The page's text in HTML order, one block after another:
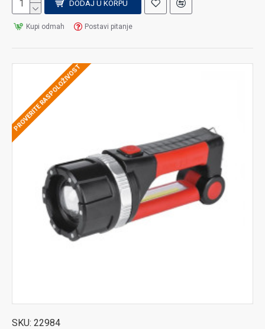
DODAJ U KORPU
Kupi odmah Postavi pitanje
PROVERITE RASPOLOŽIVOST
SKU: 22984